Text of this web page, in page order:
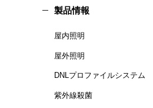
製品情報
屋内照明
屋外照明
DNLプロファイルシステム
紫外線殺菌